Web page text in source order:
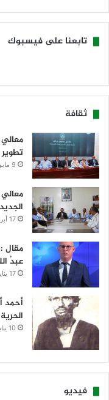
تابعنا على فيسبوك
ثقافة
9 مايو، 2026
17 أبريل، 2026
مقال
عبدُ
17 يناير، 2025
أحمد
الحرية
10 يناير، 2025
فيديو